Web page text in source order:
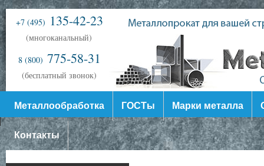
+7 (495) 135-42-23
(многоканальный)
8 (800) 775-58-31
(бесплатный звонок)
Металлообработка ГОСТы Марки металла
Контакты